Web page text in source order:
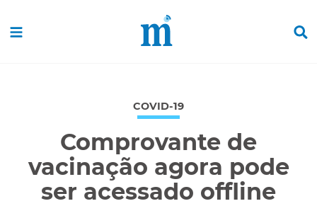
COVID-19
Comprovante de
vacinação agora pode
ser acessado offline